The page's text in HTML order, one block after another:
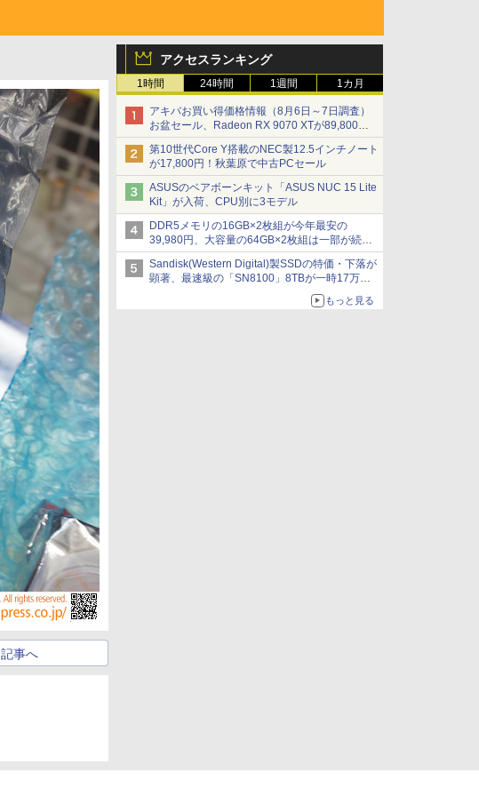
アクセスランキング
1時間 24時間 1週間 1カ月
アキバお買い得価格情報（8月6日～7日調査）
お盆セール、Radeon RX 9070 XTが89,800
円、水平周波数24.8kHz対応の17型モニターが
9,801円、暑さ指数連動セール ほか
第10世代Core Y搭載のNEC製12.5インチノート
が17,800円！秋葉原で中古PCセール
ASUSのベアボーンキット「ASUS NUC 15 Lite
Kit」が入荷、CPU別に3モデル
DDR5メモリの16GB×2枚組が今年最安の
39,980円、大容量の64GB×2枚組は一部が続騰
[8月前半のメモリ価格]
Sandisk(Western Digital)製SSDの特価・下落が
顕著、最速級の「SN8100」8TBが一時17万円
もっと見る
記事へ